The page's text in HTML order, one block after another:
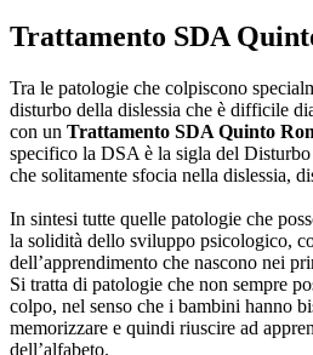
Trattamento SDA
Tra le patologie che colpiscono
disturbo della dislessia che è difficile
con un Trattamento SDA Quinto
specifico la DSA è la sigla del
che solitamente sfocia nella dislessia,
In sintesi tutte quelle patologie che
la solidità dello sviluppo psicologico,
dell’apprendimento che nascono nei
Si tratta di patologie che non sempre
colpo, nel senso che i bambini hanno
memorizzare e quindi riuscire ad
dell’alfabeto.